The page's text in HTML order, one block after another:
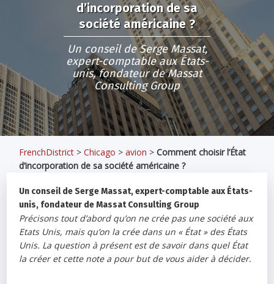
d’incorporation de sa
société américaine ?
Un conseil de Serge Massat,
expert-comptable aux États-
unis, fondateur de Massat
Consulting Group
FrenchDistrict >Chicago >avion >Comment choisir l’État
d’incorporation de sa société américaine ?
Un conseil de Serge Massat, expert-comptable aux États-
unis, fondateur de Massat Consulting Group
Précisons tout d’abord qu’on ne crée pas une société aux
Etats Unis, mais qu’on la crée dans un « État » des États
Unis. La question à présent est de savoir dans quel État
la créer et cette note a pour but de vous aider à décider.